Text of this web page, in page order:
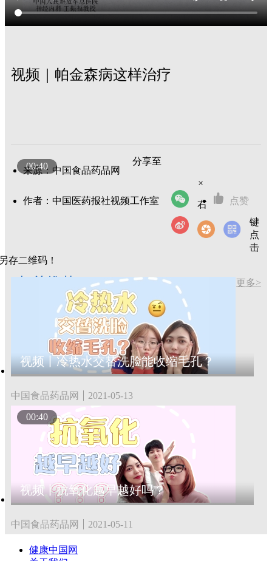
视频｜帕金森病这样治疗
来源：中国食品药品网
作者：中国医药报社视频工作室 点赞
分享至
×
右
键
点
击
存二维码！
更多>
00:40
视频丨冷热水交替洗脸能收缩毛孔？
中国食品药品网 2021-05-13
00:40
视频丨抗氧化越早越好吗？
中国食品药品网 2021-05-11
健康中国网